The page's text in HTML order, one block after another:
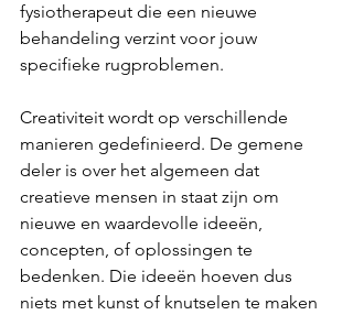
fysiotherapeut die een nieuwe
behandeling verzint voor jouw
specifieke rugproblemen.
Creativiteit wordt op verschillende
manieren gedefinieerd. De gemene
deler is over het algemeen dat
creatieve mensen in staat zijn om
nieuwe en waardevolle ideeën,
concepten, of oplossingen te
bedenken. Die ideeën hoeven dus
niets met kunst of knutselen te maken